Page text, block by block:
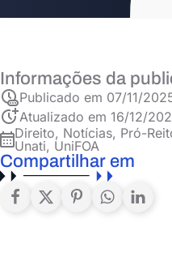
Informações da
Publicado em 07/11/
Atualizado em 16/12/
Direito, Notícias, Pró-
Unati, UniFOA
Compartilhar em